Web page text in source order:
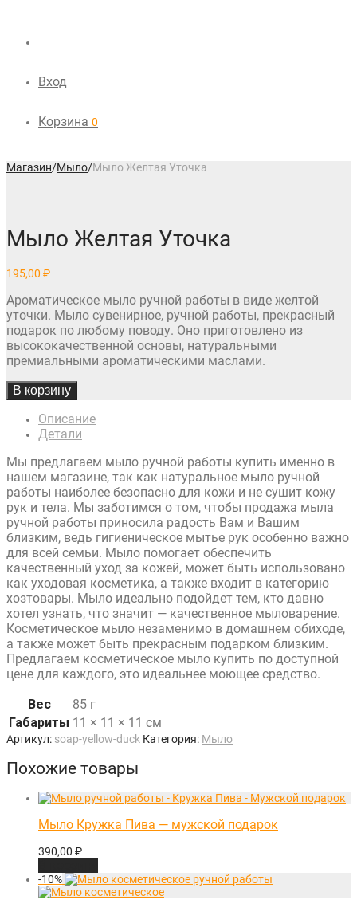
Вход
Корзина 0
Магазин/Мыло/Мыло Желтая Уточка
Мыло Желтая Уточка
195,00 ₽
Ароматическое мыло ручной работы в виде желтой
уточки. Мыло сувенирное, ручной работы, прекрасный
подарок по любому поводу. Оно приготовлено из
высококачественной основы, натуральными
премиальными ароматическими маслами.
В корзину
Описание
Детали
Мы предлагаем мыло ручной работы купить именно в
нашем магазине, так как натуральное мыло ручной
работы наиболее безопасно для кожи и не сушит кожу
рук и тела. Мы заботимся о том, чтобы продажа мыла
ручной работы приносила радость Вам и Вашим
близким, ведь гигиеническое мытье рук особенно важно
для всей семьи. Мыло помогает обеспечить
качественный уход за кожей, может быть использовано
как уходовая косметика, а также входит в категорию
хозтовары. Мыло идеально подойдет тем, кто давно
хотел узнать, что значит — качественное мыловарение.
Косметическое мыло незаменимо в домашнем обиходе,
а также может быть прекрасным подарком близким.
Предлагаем косметическое мыло купить по доступной
цене для каждого, это идеальнее моющее средство.
Вес
85 г
Габариты 11 × 11 × 11 см
Артикул: soap-yellow-duck Категория: Мыло
Похожие товары
Мыло Кружка Пива — мужской подарок
390,00 ₽
-10%